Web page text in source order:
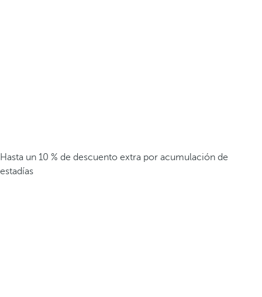
Hasta un 10 % de descuento extra por acumulación de
estadías